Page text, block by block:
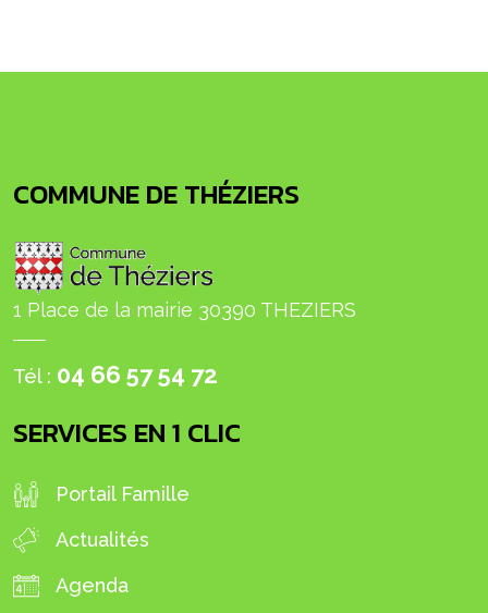
COMMUNE DE THÉZIERS
1 Place de la mairie 30390 THEZIERS
Tél : 04 66 57 54 72
SERVICES EN 1 CLIC
Portail Famille
Actualités
Agenda